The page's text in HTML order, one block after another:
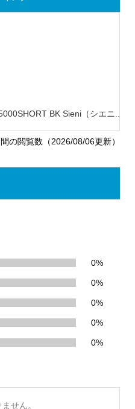
BK Sieni（シエニ...
の閲覧数（2026/08/06更新）
0%
0%
0%
0%
0%
せん。